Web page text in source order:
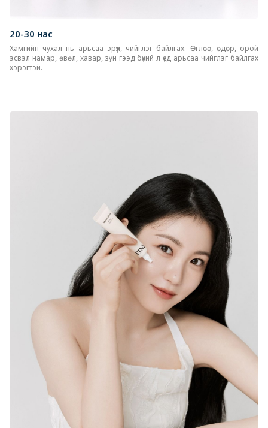
20-30 нас
Хамгийн чухал нь арьсаа эрүүл, чийглэг байлгах. Өглөө, өдөр, орой
эсвэл намар, өвөл, хавар, зун гээд бүхий л үед арьсаа чийглэг байлгах
хэрэгтэй.